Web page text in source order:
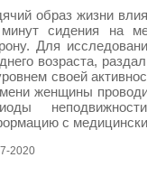
образ жизни
сидения на
Для
возраста,
своей
женщины
с
2020